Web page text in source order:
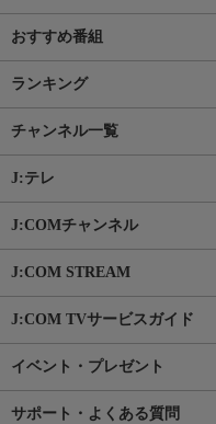
おすすめ番組
ランキング
チャンネル一覧
J:テレ
J:COMチャンネル
J:COM STREAM
J:COM TVサービスガイド
イベント・プレゼント
サポート・よくある質問